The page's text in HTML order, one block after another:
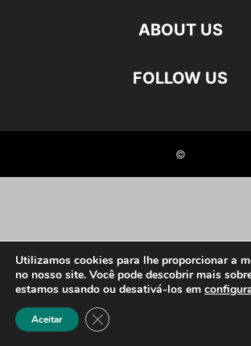
ABOUT US
FOLLOW US
©
Utilizamos cookies para lhe proporcionar a
no nosso site. Você pode descobrir mais
estamos usando ou desativá-los em
Aceitar Close GDPR Cookie Banner